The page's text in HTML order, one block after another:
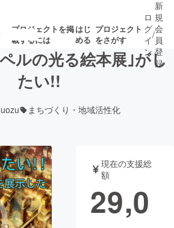
プロジェクトを掲
載するには
はじ
める
プロジェクト
をさがす
クト
募集終了が近いプ
ロジェクト
されます
真 音楽
ー・ガジェット ゲーム・
ロ
グ
イ
ン
/
新
規
会
員
登
録
ルの光る絵本展｣がし
たい!!
まちづくり・地域活性化
現在の支援総
額
29,0